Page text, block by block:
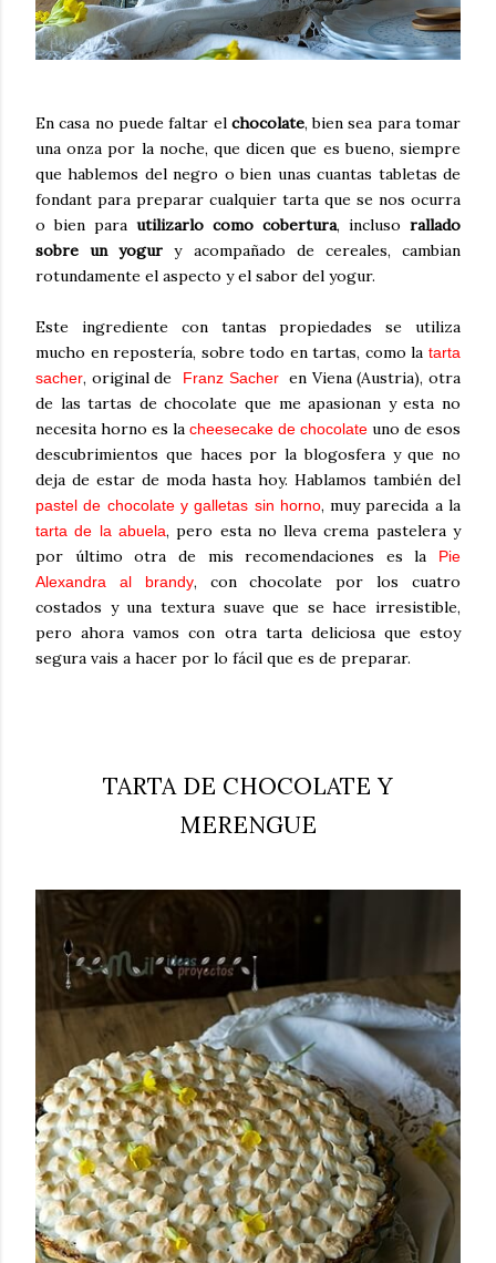
En casa no puede faltar el chocolate, bien sea para tomar
una onza por la noche, que dicen que es bueno, siempre
que hablemos del negro o bien unas cuantas tabletas de
fondant para preparar cualquier tarta que se nos ocurra
o bien para utilizarlo como cobertura, incluso rallado
sobre un yogur y acompañado de cereales, cambian
rotundamente el aspecto y el sabor del yogur.
Este ingrediente con tantas propiedades se utiliza
mucho en repostería, sobre todo en tartas, como la tarta
sacher, original de Franz Sacheren Viena (Austria), otra
de las tartas de chocolate que me apasionan y esta no
necesita horno es la cheesecake de chocolate uno de esos
descubrimientos que haces por la blogosfera y que no
deja de estar de moda hasta hoy. Hablamos también del
pastel de chocolate y galletas sin horno, muy parecida a la
tarta de la abuela, pero esta no lleva crema pastelera y
por último otra de mis recomendaciones es la
Pie
Alexandra al brandy, con chocolate por los cuatro
costados y una textura suave que se hace irresistible,
pero ahora vamos con otra tarta deliciosa que estoy
segura vais a hacer por lo fácil que es de preparar.
TARTA DE CHOCOLATE Y
MERENGUE